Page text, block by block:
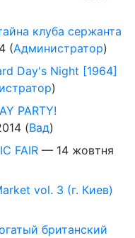
клуба сержанта
(Администратор)
Day's Night [1964]
)
PARTY!
(Вад)
FAIR — 14 жовтня
vol. 3 (г. Киев)
британский